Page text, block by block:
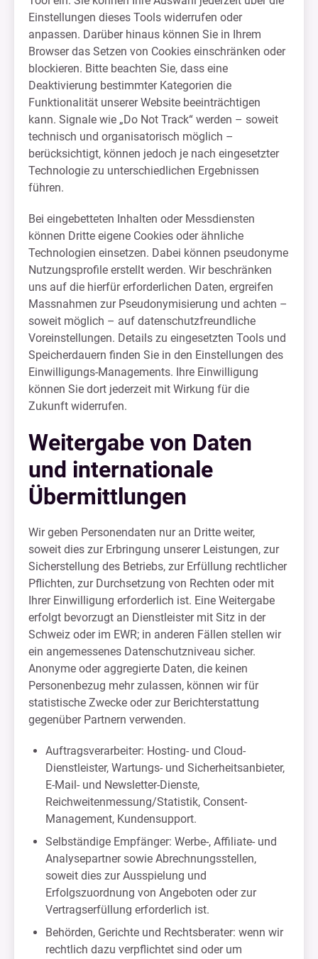
Einstellungen dieses Tools widerrufen oder
anpassen. Darüber hinaus können Sie in Ihrem
Browser das Setzen von Cookies einschränken oder
blockieren. Bitte beachten Sie, dass eine
Deaktivierung bestimmter Kategorien die
Funktionalität unserer Website beeinträchtigen
kann. Signale wie „Do Not Track“ werden – soweit
technisch und organisatorisch möglich –
berücksichtigt, können jedoch je nach eingesetzter
Technologie zu unterschiedlichen Ergebnissen
führen.
Bei eingebetteten Inhalten oder Messdiensten
können Dritte eigene Cookies oder ähnliche
Technologien einsetzen. Dabei können pseudonyme
Nutzungsprofile erstellt werden. Wir beschränken
uns auf die hierfür erforderlichen Daten, ergreifen
Massnahmen zur Pseudonymisierung und achten –
soweit möglich – auf datenschutzfreundliche
Voreinstellungen. Details zu eingesetzten Tools und
Speicherdauern finden Sie in den Einstellungen des
Einwilligungs-Managements. Ihre Einwilligung
können Sie dort jederzeit mit Wirkung für die
Zukunft widerrufen.
Weitergabe von Daten
und internationale
Übermittlungen
Wir geben Personendaten nur an Dritte weiter,
soweit dies zur Erbringung unserer Leistungen, zur
Sicherstellung des Betriebs, zur Erfüllung rechtlicher
Pflichten, zur Durchsetzung von Rechten oder mit
Ihrer Einwilligung erforderlich ist. Eine Weitergabe
erfolgt bevorzugt an Dienstleister mit Sitz in der
Schweiz oder im EWR; in anderen Fällen stellen wir
ein angemessenes Datenschutzniveau sicher.
Anonyme oder aggregierte Daten, die keinen
Personenbezug mehr zulassen, können wir für
statistische Zwecke oder zur Berichterstattung
gegenüber Partnern verwenden.
Auftragsverarbeiter: Hosting- und Cloud-
Dienstleister, Wartungs- und Sicherheitsanbieter,
E-Mail- und Newsletter-Dienste,
Reichweitenmessung/Statistik, Consent-
Management, Kundensupport.
Selbständige Empfänger: Werbe-, Affiliate- und
Analysepartner sowie Abrechnungsstellen,
soweit dies zur Ausspielung und
Erfolgszuordnung von Angeboten oder zur
Vertragserfüllung erforderlich ist.
Behörden, Gerichte und Rechtsberater: wenn wir
rechtlich dazu verpflichtet sind oder um